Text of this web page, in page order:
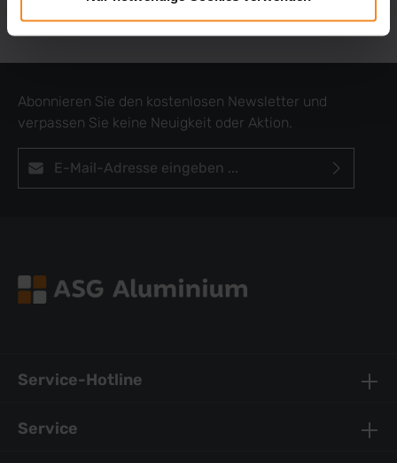
Abonnieren Sie den kostenlosen Newsletter und
verpassen Sie keine Neuigkeit oder Aktion.
abgebildeten Zeichen ein*
Service-Hotline
Service